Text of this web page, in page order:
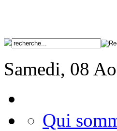
Samedi, 08
Qui